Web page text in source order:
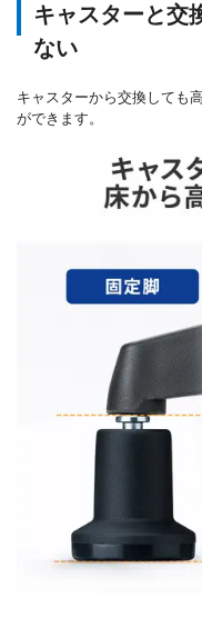
キャスターと交
ない
キャスターから交換しても
ができます。